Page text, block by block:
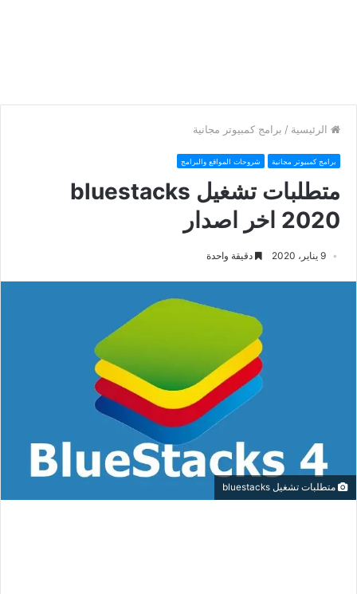
الرئيسية / برامج كمبيوتر مجانية
برامج كمبيوتر مجانية شروحات المواقع والبرامج
متطلبات تشغيل bluestacks
2020 اخر اصدار
9 يناير، 2020 دقيقة واحدة
متطلبات تشغيل bluestacks